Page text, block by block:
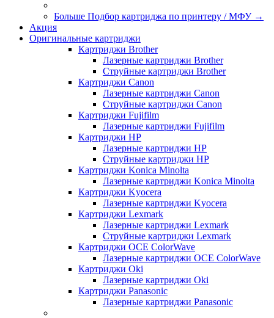
Больше Подбор картриджа по принтеру / МФУ →
Акция
Оригинальные картриджи
Картриджи Brother
Лазерные картриджи Brother
Струйные картриджи Brother
Картриджи Canon
Лазерные картриджи Canon
Струйные картриджи Canon
Картриджи Fujifilm
Лазерные картриджи Fujifilm
Картриджи HP
Лазерные картриджи HP
Струйные картриджи HP
Картриджи Konica Minolta
Лазерные картриджи Konica Minolta
Картриджи Kyocera
Лазерные картриджи Kyocera
Картриджи Lexmark
Лазерные картриджи Lexmark
Струйные картриджи Lexmark
Картриджи OCE ColorWave
Лазерные картриджи OCE ColorWave
Картриджи Oki
Лазерные картриджи Oki
Картриджи Panasonic
Лазерные картриджи Panasonic